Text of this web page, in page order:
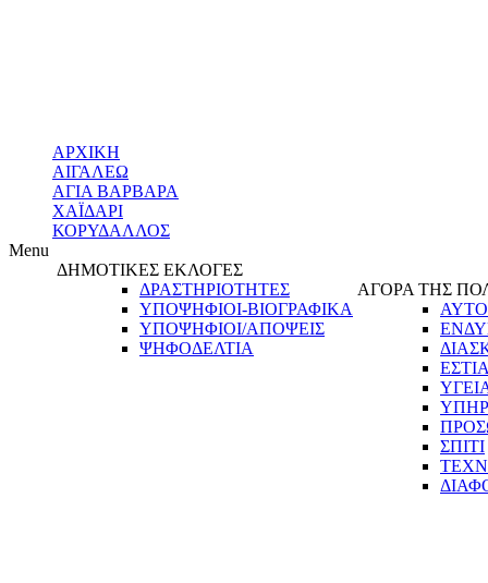
ΑΡΧΙΚΗ
ΑΙΓΑΛΕΩ
ΑΓΙΑ ΒΑΡΒΑΡΑ
ΧΑΪΔΑΡΙ
ΚΟΡΥΔΑΛΛΟΣ
Menu
ΔΗΜΟΤΙΚΕΣ ΕΚΛΟΓΕΣ
ΔΡΑΣΤΗΡΙΟΤΗΤΕΣ
ΥΠΟΨΗΦΙΟΙ-ΒΙΟΓΡΑΦΙΚΑ
ΥΠΟΨΗΦΙΟΙ/ΑΠΟΨΕΙΣ
ΨΗΦΟΔΕΛΤΙΑ
ΑΓΟΡΑ ΤΗΣ
ΣΠΙΤΙ